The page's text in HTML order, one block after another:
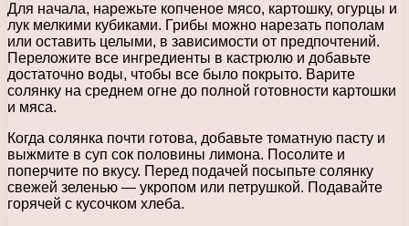
Для начала, нарежьте копченое мясо, картошку, огурцы и
лук мелкими кубиками. Грибы можно нарезать пополам
или оставить целыми, в зависимости от предпочтений.
Переложите все ингредиенты в кастрюлю и добавьте
достаточно воды, чтобы все было покрыто. Варите
солянку на среднем огне до полной готовности картошки
и мяса.
Когда солянка почти готова, добавьте томатную пасту и
выжмите в суп сок половины лимона. Посолите и
поперчите по вкусу. Перед подачей посыпьте солянку
свежей зеленью — укропом или петрушкой. Подавайте
горячей с кусочком хлеба.